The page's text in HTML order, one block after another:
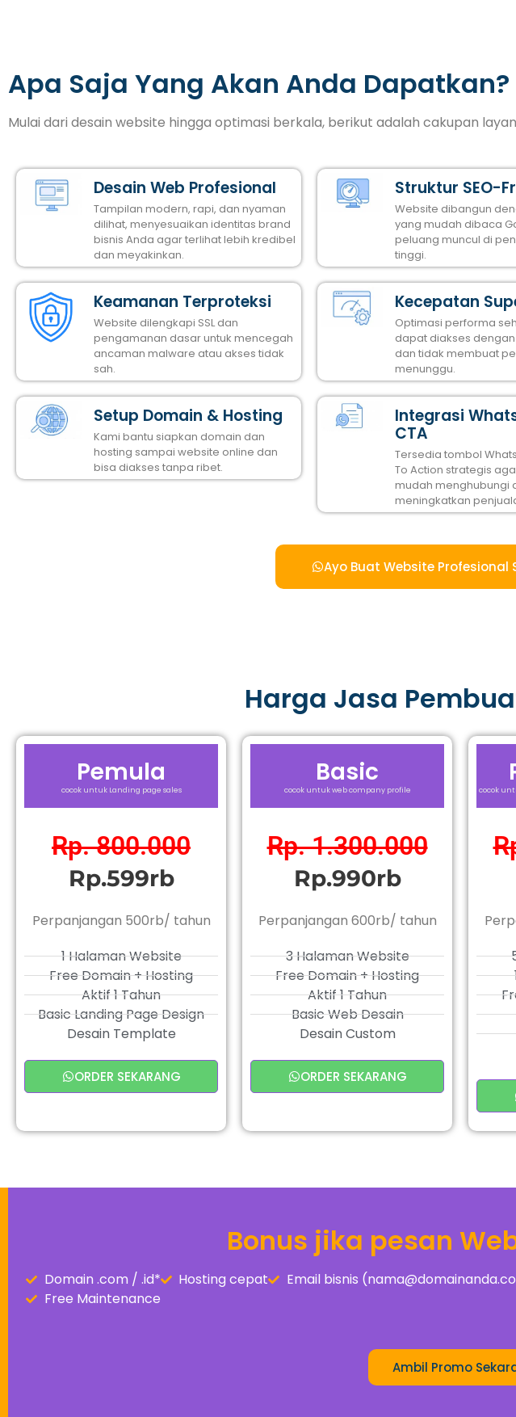
Apa Saja Yang Akan Anda Dapatkan?
Mulai dari desain website hingga optimasi berkala, berikut adalah cakupan
Desain Web Profesional
Tampilan modern, rapi, dan nyaman
dilihat, menyesuaikan identitas brand
bisnis Anda agar terlihat lebih kredibel
dan meyakinkan.
Keamanan Terproteksi
Website dilengkapi SSL dan
pengamanan dasar untuk mencegah
ancaman malware atau akses tidak
sah.
Setup Domain & Hosting
Kami bantu siapkan domain dan
hosting sampai website online dan
bisa diakses tanpa ribet.
Struktur SEO-
Website dibangun
yang mudah dibaca
peluang muncul di
tinggi.
Kecepatan
Optimasi performa
dapat diakses
dan tidak membuat
menunggu.
Integrasi
CTA
Tersedia tombol
To Action strategis
mudah menghubungi
meningkatkan
Ayo Buat Website Profesional
Harga Jasa
Pemula
cocok untuk Landing page sales
Rp. 800.000
Rp.599rb
Perpanjangan 500rb/ tahun
1 Halaman Website
Free Domain + Hosting
Aktif 1 Tahun
Basic Landing Page Design
Desain Template
ORDER SEKARANG
Basic
cocok untuk web company profile
Rp. 1.300.000
Rp.990rb
Perpanjangan 600rb/ tahun
3 Halaman Website
Free Domain + Hosting
Aktif 1 Tahun
Basic Web Desain
Desain Custom
ORDER SEKARANG
cocok
Bonus jika pesan
Domain .com / .id* Hosting cepat Email bisnis
Free Maintenance
Ambil Promo